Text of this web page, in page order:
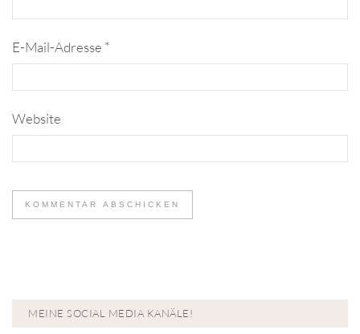
E-Mail-Adresse *
Website
MEINE SOCIAL MEDIA KANÄLE!